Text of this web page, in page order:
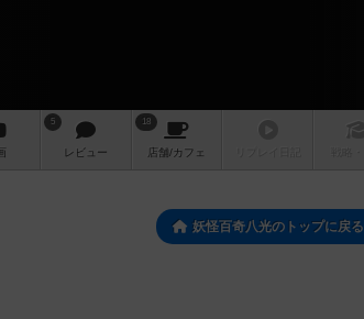
5
レビュー
18
店舗/カフェ
妖怪百奇八光のトップに戻る